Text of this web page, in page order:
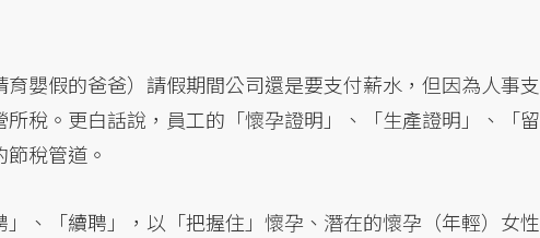
嬰假的爸爸）請假期間公司還是要支付薪水，但因為人事支
稅。更白話說，員工的「懷孕證明」、「生產證明」、「留
稅管道。
、「續聘」，以「把握住」懷孕、潛在的懷孕（年輕）女性